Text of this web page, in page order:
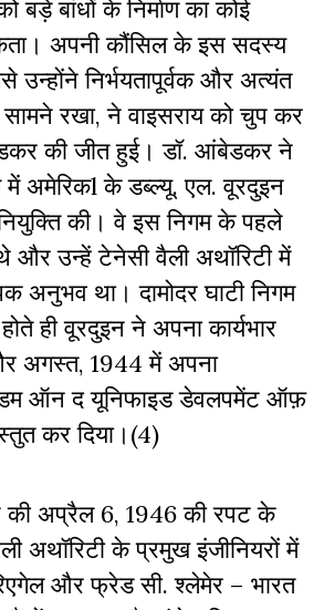
बड़े बांधों के निर्माण का कोई
अपनी कौंसिल के इस सदस्य
उन्होंने निर्भयतापूर्वक और अत्यंत
रखा, ने वाइसराय को चुप कर
की जीत हुई। डॉ. आंबेडकर ने
में अमेरिकl के डब्ल्यू. एल. वूरदुइन
की। वे इस निगम के पहले
और उन्हें टेनेसी वैली अथॉरिटी में
अनुभव था। दामोदर घाटी निगम
ही वूरदुइन ने अपना कार्यभार
अगस्त, 1944 में अपना
ऑन द यूनिफाइड डेवलपमेंट ऑफ़
कर दिया।(4)
की अप्रैल 6, 1946 की रपट के
अथॉरिटी के प्रमुख इंजीनियरों में
और फ्रेड सी. श्लेमेर – भारत